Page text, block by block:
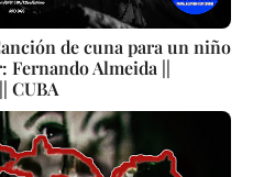
de cuna para un niño
Fernando Almeida ||
CUBA